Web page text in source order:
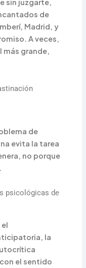
sin juzgarte,
de
Madrid, y
A veces,
más grande,
de
evita la tarea
no porque
psicológicas de
la
el sentido